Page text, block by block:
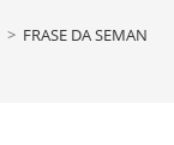
> FRASE DA SEMANA